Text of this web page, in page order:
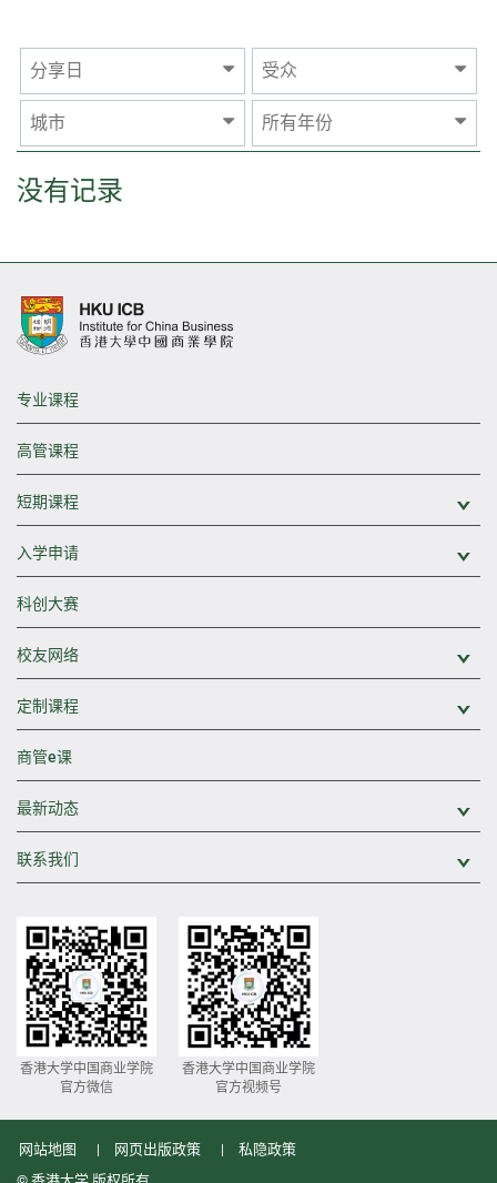
分享日 受众
城市 所有年份
没有记录
专业课程
高管课程
短期课程
入学申请
科创大赛
校友网络
定制课程
商管e课
最新动态
联系我们
香港大学中国商业学院
官方微信
香港大学中国商业学院
官方视频号
网站地图 网页出版政策
私隐政策